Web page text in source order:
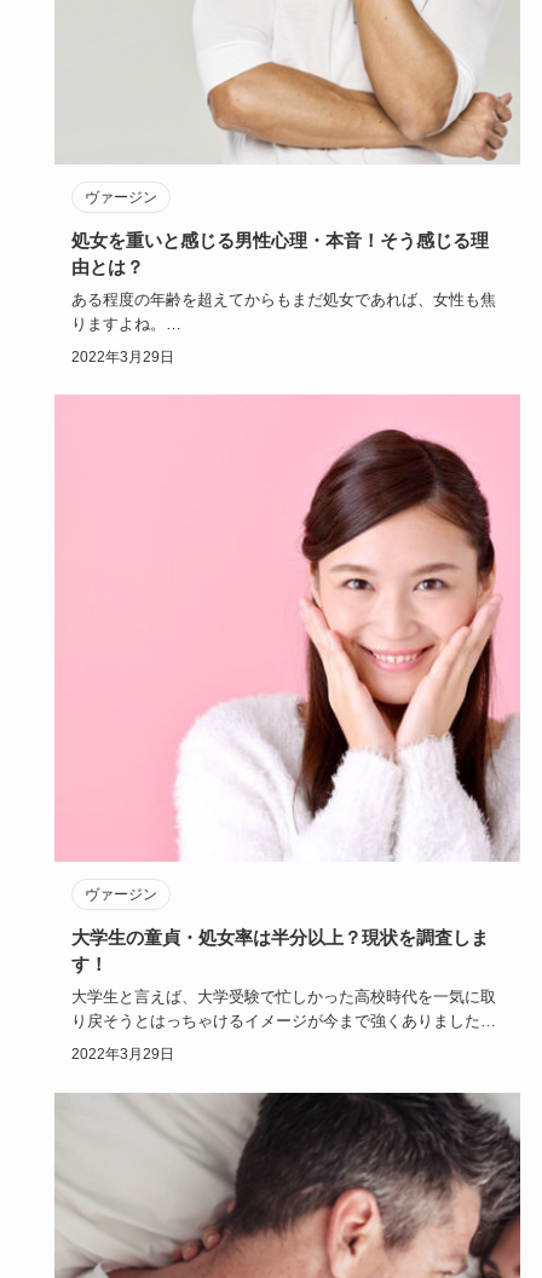
ヴァージン
処女を重いと感じる男性心理・本音！そう感じる理
由とは？
ある程度の年齢を超えてからもまだ処女であれば、女性も焦
りますよね。
実は男性側も、正直いって処女が重いと感じる人は少なく…
2022年3月29日
ヴァージン
大学生の童貞・処女率は半分以上？現状を調査しま
す！
大学生と言えば、大学受験で忙しかった高校時代を一気に取
り戻そうとはっちゃけるイメージが今まで強くありました
が、今や大学生の…
2022年3月29日